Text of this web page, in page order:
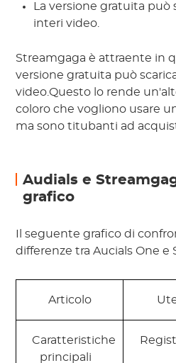
La versione gratuita può
interi video.
Streamgagaè attraente in
versione gratuita può
video.Questo lo rende
coloro che vogliono usare
ma sono titubanti ad
Audials e
grafico
Il seguente grafico di
differenze tra Aucials One e
Articolo
Caratteristiche
principali